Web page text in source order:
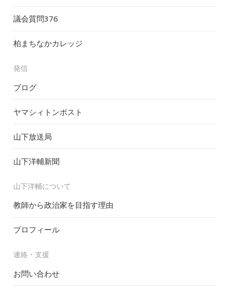
議会質問376
柏まちなかカレッジ
発信
ブログ
ヤマシィトンポスト
山下放送局
山下洋輔新聞
山下洋輔について
教師から政治家を目指す理由
プロフィール
連絡・支援
お問い合わせ